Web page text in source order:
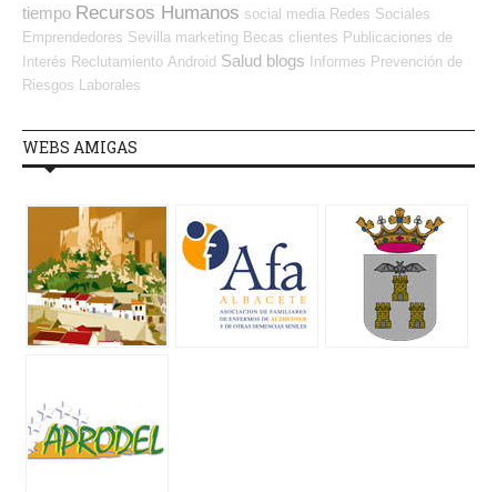
tiempo Recursos Humanos social media Redes Sociales
Emprendedores Sevilla marketing Becas clientes Publicaciones de
Interés Reclutamiento Android Salud blogs Informes Prevención de
Riesgos Laborales
WEBS AMIGAS